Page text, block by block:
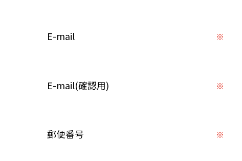
E-mail ※
E-mail(確認用) ※
郵便番号 ※